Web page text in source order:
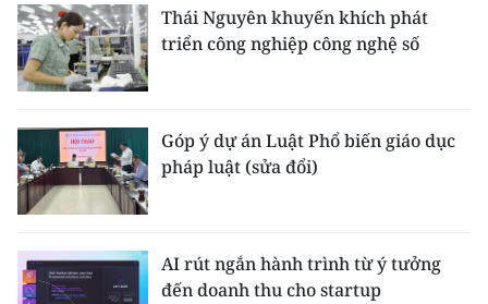
Thái Nguyên khuyến khích phát
triển công nghiệp công nghệ số
Góp ý dự án Luật Phổ biến giáo dục
pháp luật (sửa đổi)
AI rút ngắn hành trình từ ý tưởng
đến doanh thu cho startup